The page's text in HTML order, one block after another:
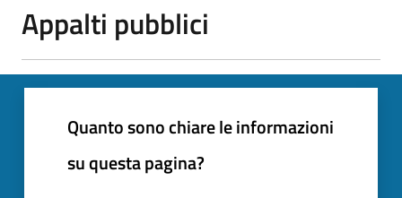
Appalti pubblici
Quanto sono chiare le informazioni
su questa pagina?